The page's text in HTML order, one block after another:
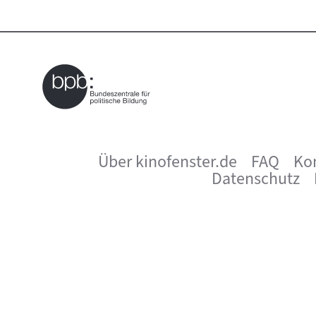
SeitenfußnavigationÜber kinofenster.de FAQ
Datenschutz